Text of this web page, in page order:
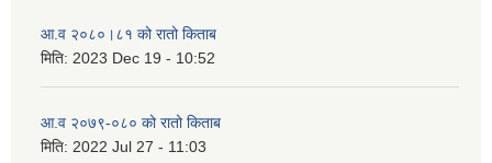
आ.व २०८०।८१ को रातो किताब
मिति: 2023 Dec 19 - 10:52
आ.व २०७९-०८० को रातो किताब
मिति: 2022 Jul 27 - 11:03